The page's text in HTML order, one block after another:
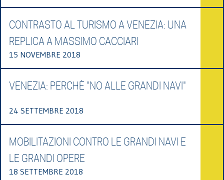
CONTRASTO AL TURISMO A VENEZIA: UNA
REPLICA A MASSIMO CACCIARI
15 NOVEMBRE 2018
VENEZIA: PERCHÈ "NO ALLE GRANDI NAVI"
24 SETTEMBRE 2018
MOBILITAZIONI CONTRO LE GRANDI NAVI E
LE GRANDI OPERE
18 SETTEMBRE 2018